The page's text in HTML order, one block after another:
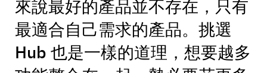
來說最好的產品並不存在，只有
最適合自己需求的產品。挑選
Hub 也是一樣的道理，想要越多